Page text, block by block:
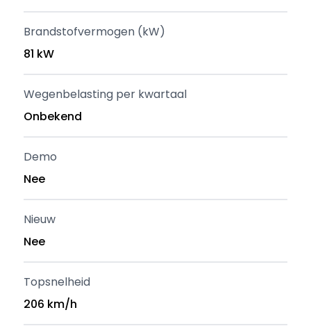
Brandstofvermogen (kW)
81 kW
Wegenbelasting per kwartaal
Onbekend
Demo
Nee
Nieuw
Nee
Topsnelheid
206 km/h